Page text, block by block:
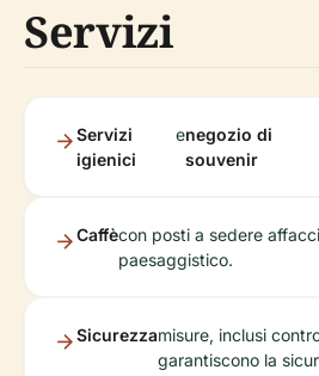
Servizi
Servizi
igienici
enegozio di
souvenir
Caffècon posti a sedere
paesaggistico.
Sicurezzamisure, inclusi
garantiscono la